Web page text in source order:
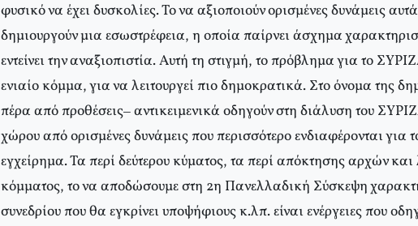
φυσικό να έχει δυσκολίες. Το να αξιοποιούν ορισμένες δυνάμεις
δημιουργούν μια εσωστρέφεια, η οποία παίρνει άσχημα
εντείνει την αναξιοπιστία. Αυτή τη στιγμή, το πρόβλημα για το
ενιαίο κόμμα, για να λειτουργεί πιο δημοκρατικά. Στο όνομα της
πέρα από προθέσεις– αντικειμενικά οδηγούν στη διάλυση του
χώρου από ορισμένες δυνάμεις που περισσότερο ενδιαφέρονται για
εγχείρημα. Τα περί δεύτερου κύματος, τα περί απόκτησης αρχών και
κόμματος, το να αποδώσουμε στη 2η Πανελλαδική Σύσκεψη
συνεδρίου που θα εγκρίνει υποψήφιους κ.λπ. είναι ενέργειες που